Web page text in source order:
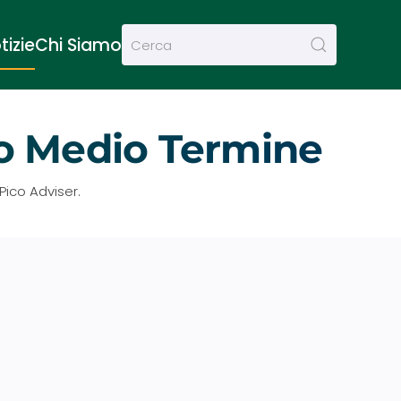
Chi Siamo
Medio Termine
Adviser.